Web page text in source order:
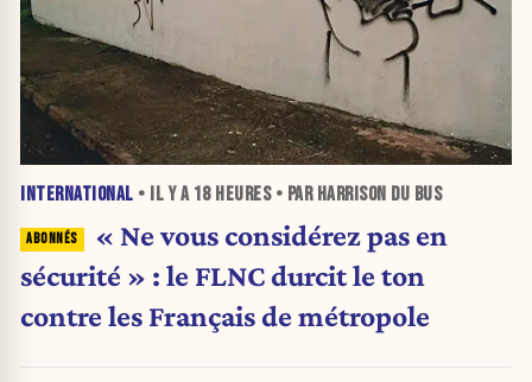
INTERNATIONAL • IL Y A 18 HEURES• PAR HARRISON DU BUS
« Ne vous considérez pas en
sécurité » : le FLNC durcit le ton
contre les Français de métropole